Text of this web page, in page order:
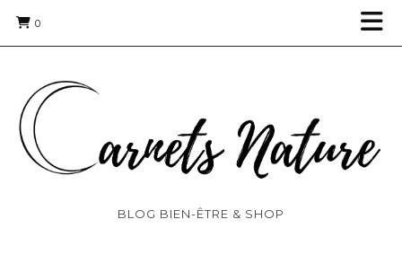
0
BLOG BIEN-ÊTRE & SHOP